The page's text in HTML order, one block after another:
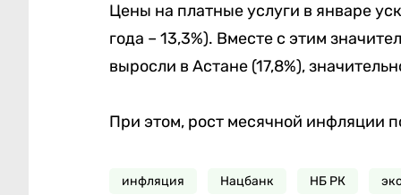
Цены на платные услуги в январе
года – 13,3%). Вместе с этим
выросли в Астане (17,8%),
При этом, рост месячной инфляции
инфляция Нацбанк НБ РК